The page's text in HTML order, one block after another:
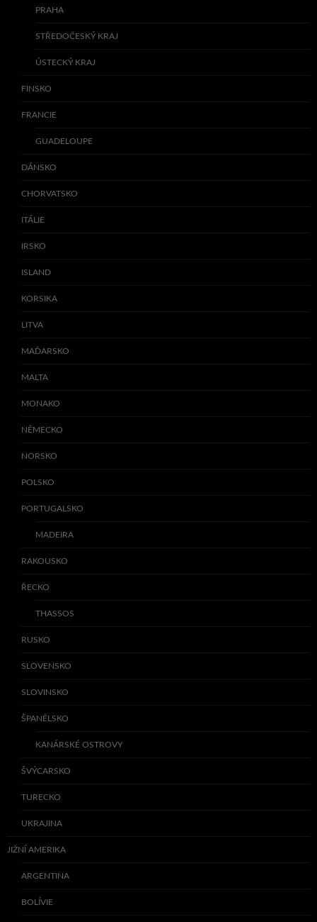
PRAHA
STŘEDOČESKÝ KRAJ
ÚSTECKÝ KRAJ
FINSKO
FRANCIE
GUADELOUPE
DÁNSKO
CHORVATSKO
ITÁLIE
IRSKO
ISLAND
KORSIKA
LITVA
MAĎARSKO
MALTA
MONAKO
NĚMECKO
NORSKO
POLSKO
PORTUGALSKO
MADEIRA
RAKOUSKO
ŘECKO
THASSOS
RUSKO
SLOVENSKO
SLOVINSKO
ŠPANĚLSKO
KANÁRSKÉ OSTROVY
ŠVÝCARSKO
TURECKO
UKRAJINA
JIŽNÍ AMERIKA
ARGENTINA
BOLÍVIE